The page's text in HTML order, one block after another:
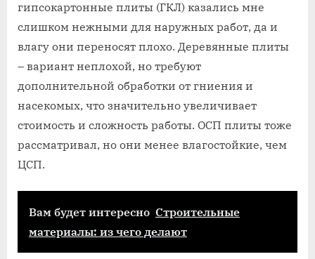
гипсокартонные плиты (ГКЛ) казались мне
слишком нежными для наружных работ, да и
влагу они переносят плохо. Деревянные плиты
– вариант неплохой, но требуют
дополнительной обработки от гниения и
насекомых, что значительно увеличивает
стоимость и сложность работы. ОСП плиты тоже
рассматривал, но они менее влагостойкие, чем
ЦСП.
Вам будет интересно Строительные
материалы: из чего делают